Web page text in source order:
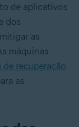
de aplicativos
dos
as
máquinas
de recuperação
as